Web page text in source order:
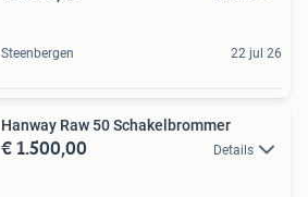
Steenbergen 22 jul 26
Hanway Raw 50 Schakelbrommer
€ 1.500,00 Details